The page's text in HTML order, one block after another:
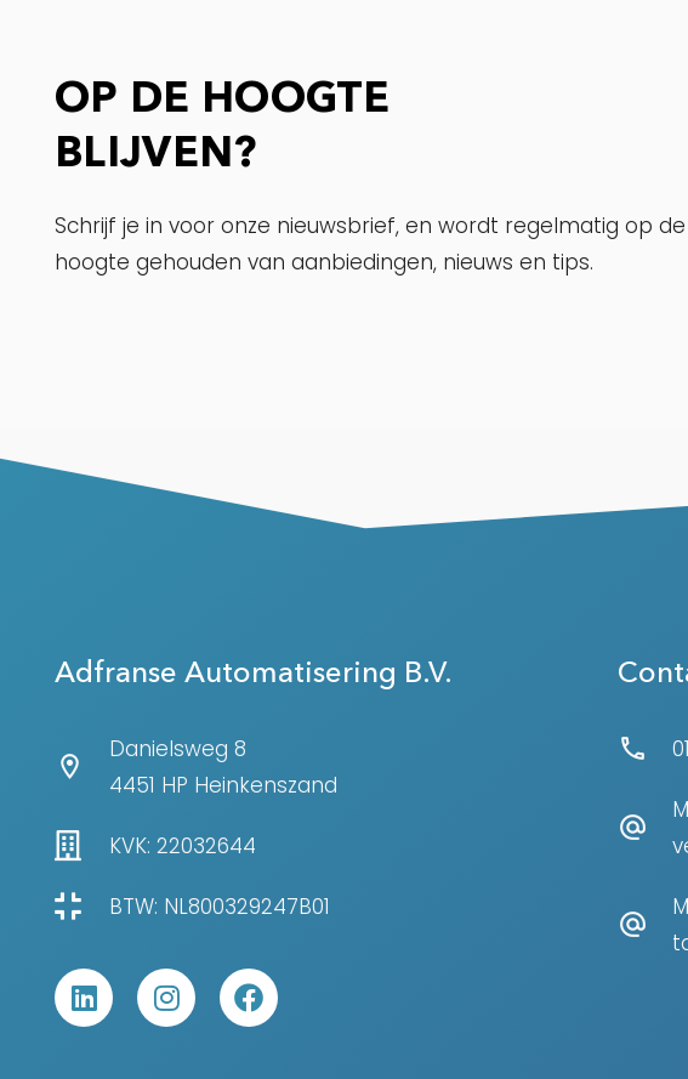
OP DE HOOGTE
BLIJVEN?
Schrijf je in voor onze nieuwsbrief, en wordt regelmatig op de
hoogte gehouden van aanbiedingen, nieuws en tips.
Adfranse Automatisering B.V.
Danielsweg 8
4451 HP Heinkenszand
KVK: 22032644
BTW: NL800329247B01